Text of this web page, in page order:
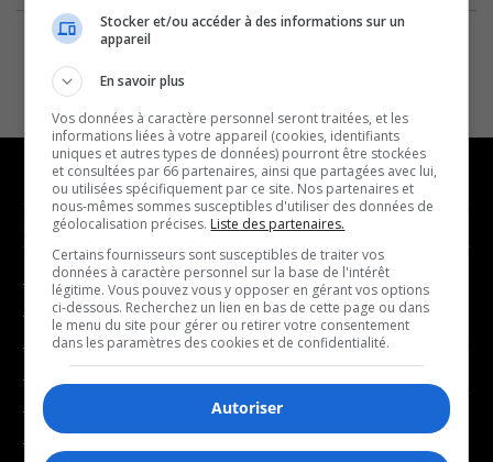
NOUVELLES
- Affaires municipales
- Communauté / Social
- Culture
- Économie
- Éducation
- Environnement
MUSIQUE
- Décompte franco
- Joué récemment
BALADOS
- Affaires
Stocker et/ou accéder à des informations sur un
appareil
En savoir plus
Vos données à caractère personnel seront traitées, et les
informations liées à votre appareil (cookies, identifiants
uniques et autres types de données) pourront être stockées
et consultées par 66 partenaires, ainsi que partagées avec lui,
ou utilisées spécifiquement par ce site. Nos partenaires et
nous-mêmes sommes susceptibles d'utiliser des données de
géolocalisation précises. Liste des partenaires.
Certains fournisseurs sont susceptibles de traiter vos
données à caractère personnel sur la base de l'intérêt
légitime. Vous pouvez vous y opposer en gérant vos options
ci-dessous. Recherchez un lien en bas de cette page ou dans
le menu du site pour gérer ou retirer votre consentement
dans les paramètres des cookies et de confidentialité.
Autoriser